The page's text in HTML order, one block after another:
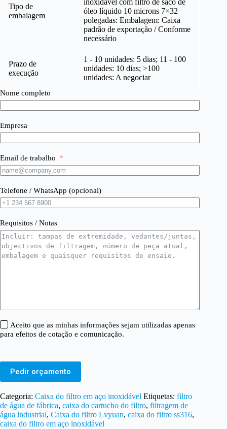
Tipo de
embalagem
óleo líquido 10 microns 7×32
polegadas: Embalagem: Caixa
padrão de exportação / Conforme
necessário
Prazo de
execução
1 - 10 unidades: 5 dias; 11 - 100
unidades: 10 dias; >100
unidades: A negociar
Nome completo
Empresa
Email de trabalho
Telefone / WhatsApp (opcional)
Requisitos / Notas
Aceito que as minhas informações sejam utilizadas apenas
para efeitos de cotação e comunicação.
Pedir orçamento
Categoria: Caixa do filtro em aço inoxidável Etiquetas: filtro
de água de fábrica, caixa do cartucho do filtro, filtragem de
água industrial, Caixa do filtro Lvyuan, caixa do filtro ss316,
caixa do filtro em aço inoxidável